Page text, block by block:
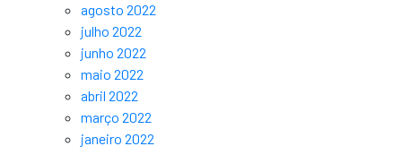
agosto 2022
julho 2022
junho 2022
maio 2022
abril 2022
março 2022
janeiro 2022